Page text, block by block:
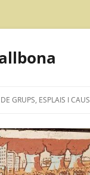
GRUPS, ESPLAIS I CAUS